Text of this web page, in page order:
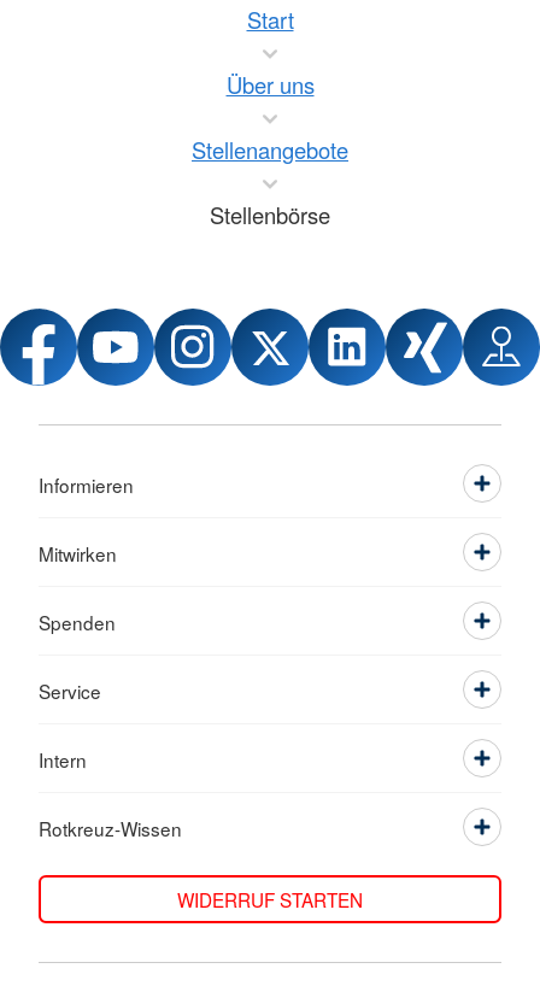
Start
Über uns
Stellenangebote
Stellenbörse
Informieren
Mitwirken
Spenden
Service
Intern
Rotkreuz-Wissen
WIDERRUF STARTEN